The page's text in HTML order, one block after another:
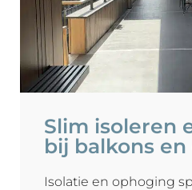
Slim isoleren
bij balkons
Isolatie en ophoging